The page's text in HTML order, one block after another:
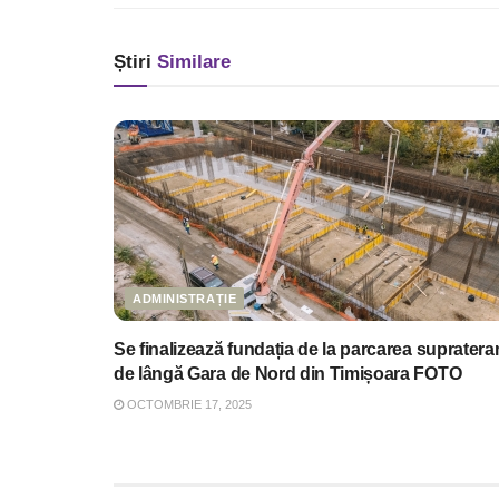
Știri Similare
ADMINISTRAȚIE
Se finalizează fundația de la parcarea
de lângă Gara de Nord din Timișoara FOTO
OCTOMBRIE 17, 2025